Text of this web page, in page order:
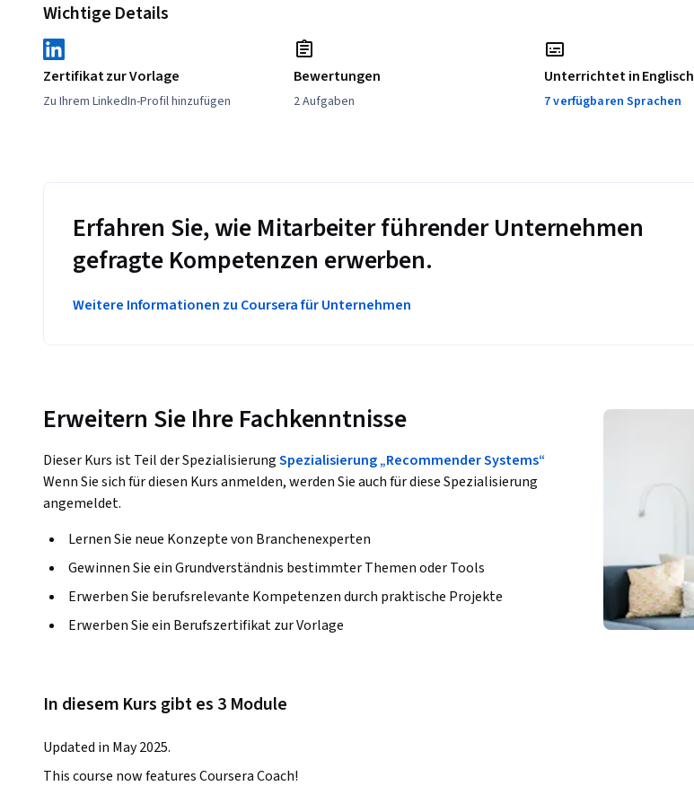
Wichtige Details
Zertifikat zur Vorlage
Zu Ihrem LinkedIn-Profil hinzufügen
Bewertungen
2 Aufgaben
Unterrichtet in Englisch
7 verfügbaren Sprachen
Erfahren Sie, wie Mitarbeiter führender Unternehmen
gefragte Kompetenzen erwerben.
Weitere Informationen zu Coursera für Unternehmen
Erweitern Sie Ihre Fachkenntnisse
Dieser Kurs ist Teil der SpezialisierungSpezialisierung „Recommender Systems“
Wenn Sie sich für diesen Kurs anmelden, werden Sie auch für diese Spezialisierung
angemeldet.
Lernen Sie neue Konzepte von Branchenexperten
Gewinnen Sie ein Grundverständnis bestimmter Themen oder Tools
Erwerben Sie berufsrelevante Kompetenzen durch praktische Projekte
Erwerben Sie ein Berufszertifikat zur Vorlage
In diesem Kurs gibt es 3 Module
Updated in May 2025.
This course now features Coursera Coach!